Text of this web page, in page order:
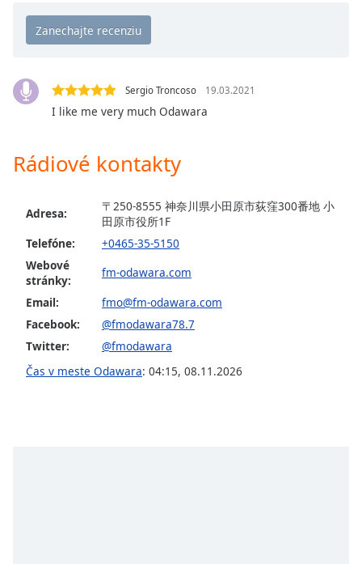
Descriptions
off
,
selected
subtitles
subtitles
settings
subtitles
off,
selected
Audio
Track
Sergio Troncoso 19.03.2021
I like me very much Odawara
Rádiové kontakty
Adresa:
〒250-8555 神奈川県小田原市荻窪300番地 小
田原市役所1F
Telefóne:
+0465-35-5150
Webové
stránky:
fm-odawara.com
Email:
fmo@fm-odawara.com
Facebook:
@fmodawara78.7
Twitter:
@fmodawara
Čas v meste Odawara: 04:15, 08.11.2026